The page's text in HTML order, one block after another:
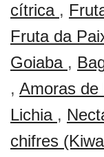
cítrica ,
Fruta da
Goiaba ,
, Amoras de
Lichia ,
chifres